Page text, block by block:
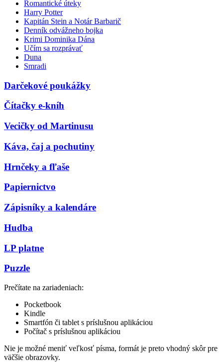
Romantické úteky
Harry Potter
Kapitán Stein a Notár Barbarič
Denník odvážneho bojka
Krimi Dominika Dána
Učím sa rozprávať
Duna
Smradi
Darčekové poukážky
Čítačky e-kníh
Vecičky od Martinusu
Káva, čaj a pochutiny
Hrnčeky a fľaše
Papiernictvo
Zápisníky a kalendáre
Hudba
LP platne
Puzzle
Prečítate na zariadeniach:
Pocketbook
Kindle
Smartfón či tablet s príslušnou aplikáciou
Počítač s príslušnou aplikáciou
Nie je možné meniť veľkosť písma, formát je preto vhodný skôr pre
väčšie obrazovky.